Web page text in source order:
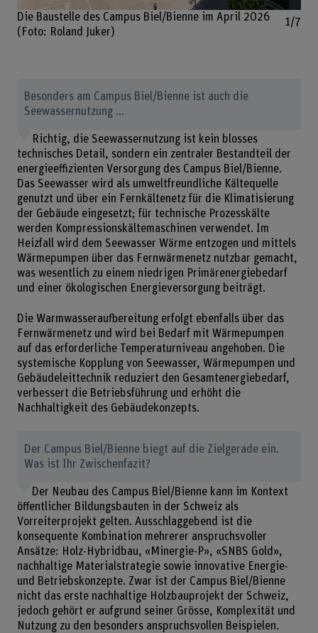
Die Baustelle des Campus Biel/Bienne im April 2026
(Foto: Roland Juker)
1/7
Besonders am Campus Biel/Bienne ist auch die
Seewassernutzung …
Richtig, die Seewassernutzung ist kein blosses
technisches Detail, sondern ein zentraler Bestandteil der
energieeffizienten Versorgung des Campus Biel/Bienne.
Das Seewasser wird als umweltfreundliche Kältequelle
genutzt und über ein Fernkältenetz für die Klimatisierung
der Gebäude eingesetzt; für technische Prozesskälte
werden Kompressionskältemaschinen verwendet. Im
Heizfall wird dem Seewasser Wärme entzogen und mittels
Wärmepumpen über das Fernwärmenetz nutzbar gemacht,
was wesentlich zu einem niedrigen Primärenergiebedarf
und einer ökologischen Energieversorgung beiträgt.
Die Warmwasseraufbereitung erfolgt ebenfalls über das
Fernwärmenetz und wird bei Bedarf mit Wärmepumpen
auf das erforderliche Temperaturniveau angehoben. Die
systemische Kopplung von Seewasser, Wärmepumpen und
Gebäudeleittechnik reduziert den Gesamtenergiebedarf,
verbessert die Betriebsführung und erhöht die
Nachhaltigkeit des Gebäudekonzepts.
Der Campus Biel/Bienne biegt auf die Zielgerade ein.
Was ist Ihr Zwischenfazit?
Der Neubau des Campus Biel/Bienne kann im Kontext
öffentlicher Bildungsbauten in der Schweiz als
Vorreiterprojekt gelten. Ausschlaggebend ist die
konsequente Kombination mehrerer anspruchsvoller
Ansätze: Holz-Hybridbau, «Minergie-P», «SNBS Gold»,
nachhaltige Materialstrategie sowie innovative Energie-
und Betriebskonzepte. Zwar ist der Campus Biel/Bienne
nicht das erste nachhaltige Holzbauprojekt der Schweiz,
jedoch gehört er aufgrund seiner Grösse, Komplexität und
Nutzung zu den besonders anspruchsvollen Beispielen.